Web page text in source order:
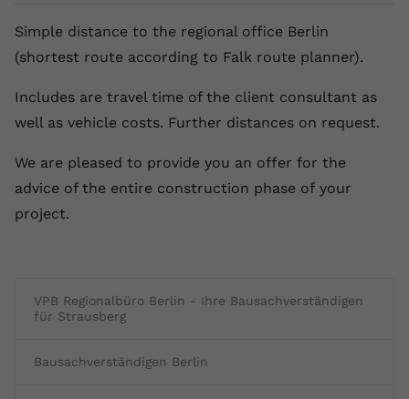
VPB Regionalbüro Berlin - Ihre Bausachverständigen
für Strausberg
Bausachverständigen Berlin
Simple distance to the regional office Berlin
(shortest route according to Falk route planner).
Includes are travel time of the client consultant as
well as vehicle costs. Further distances on request.
We are pleased to provide you an offer for the
advice of the entire construction phase of your
project.